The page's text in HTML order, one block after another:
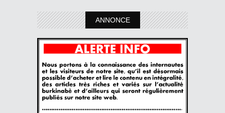
ANNONCE